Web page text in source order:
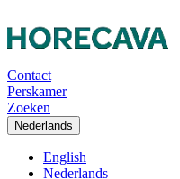
Contact
Perskamer
Zoeken
Nederlands
English
Nederlands